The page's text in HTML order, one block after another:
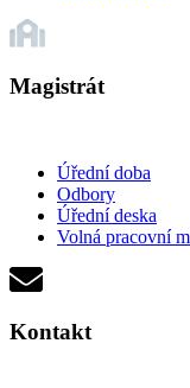
Magistrát
Úřední doba
Odbory
Úřední deska
Volná pracovní
Kontakt